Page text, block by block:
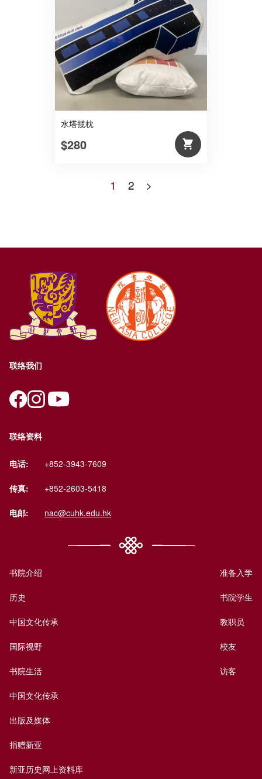
水塔揽枕
$280
1 2 >
联络我们
联络资料
电话: +852-3943-7609
传真: +852-2603-5418
电邮: nac@cuhk.edu.hk
书院介绍
历史
中国文化传承
国际视野
书院生活
中国文化传承
出版及媒体
捐赠新亚
新亚历史网上资料库
准备入学
书院学生
教职员
校友
访客